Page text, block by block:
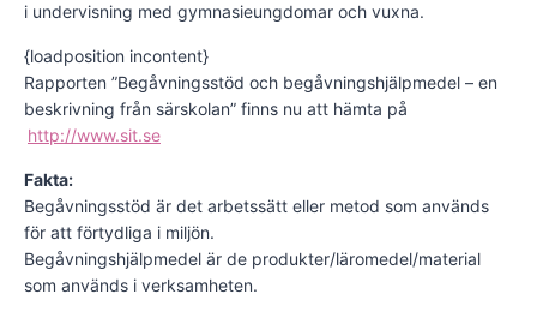
i undervisning med gymnasieungdomar och vuxna.
{loadposition incontent}
Rapporten ”Begåvningsstöd och begåvningshjälpmedel – en
beskrivning från särskolan” finns nu att hämta på
http://www.sit.se
Fakta:
Begåvningsstöd är det arbetssätt eller metod som används
för att förtydliga i miljön.
Begåvningshjälpmedel är de produkter/läromedel/material
som används i verksamheten.